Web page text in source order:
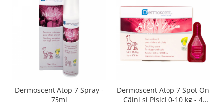
Dermoscent Atop 7 Spray -
75ml
Dermoscent Atop 7 Spot On
Câini și Pisici 0-10 kg - 4